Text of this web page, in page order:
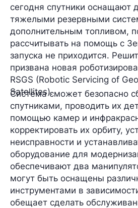
сегодня спутники оснащают
тяжелыми резервными
дополнительным топливом,
рассчитывать на помощь с
запуска не приходится.
призвана новая
RSGS (Robotic Servicing of
Satellites).
Система сможет безопасно
спутниками, проводить их
помощью камер и
корректировать их орбиту,
неисправности и
оборудование для
обеспечивают два
могут быть оснащены
инструментами в
обещает сделать